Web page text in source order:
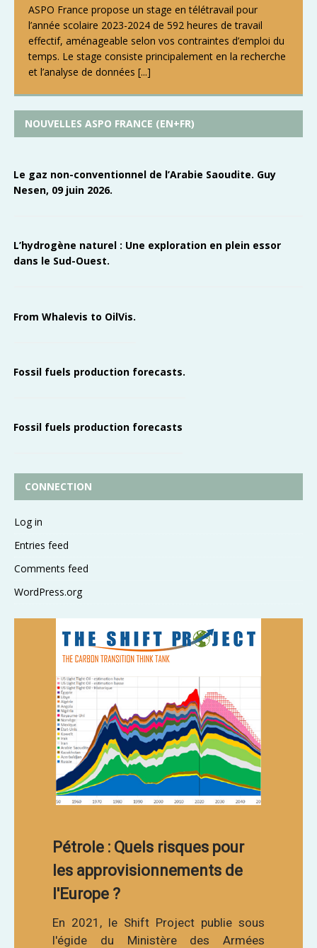
ASPO France propose un stage en télétravail pour
l’année scolaire 2023-2024 de 592 heures de travail
effectif, aménageable selon vos contraintes d’emploi du
temps. Le stage consiste principalement en la recherche
et l’analyse de données [...]
NOUVELLES ASPO FRANCE (EN+FR)
Le gaz non-conventionnel de l’Arabie Saoudite. Guy
Nesen, 09 juin 2026.
L’hydrogène naturel : Une exploration en plein essor
dans le Sud-Ouest.
From Whalevis to OilVis.
Fossil fuels production forecasts.
Fossil fuels production forecasts
CONNECTION
Log in
Entries feed
Comments feed
WordPress.org
Pétrole : Quels risques pour
les approvisionnements de
l'Europe ?
En 2021, le Shift Project publie sous
l'égide du Ministère des Armées